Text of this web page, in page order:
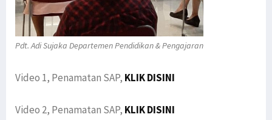
Pdt. Adi Sujaka Departemen Pendidikan & Pengajaran
Video 1, Penamatan SAP, KLIK DISINI
Video 2, Penamatan SAP, KLIK DISINI